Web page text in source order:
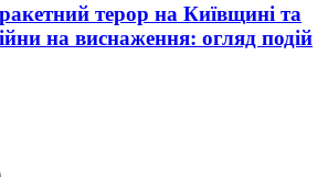
терор на Київщині та
на виснаження: огляд подій